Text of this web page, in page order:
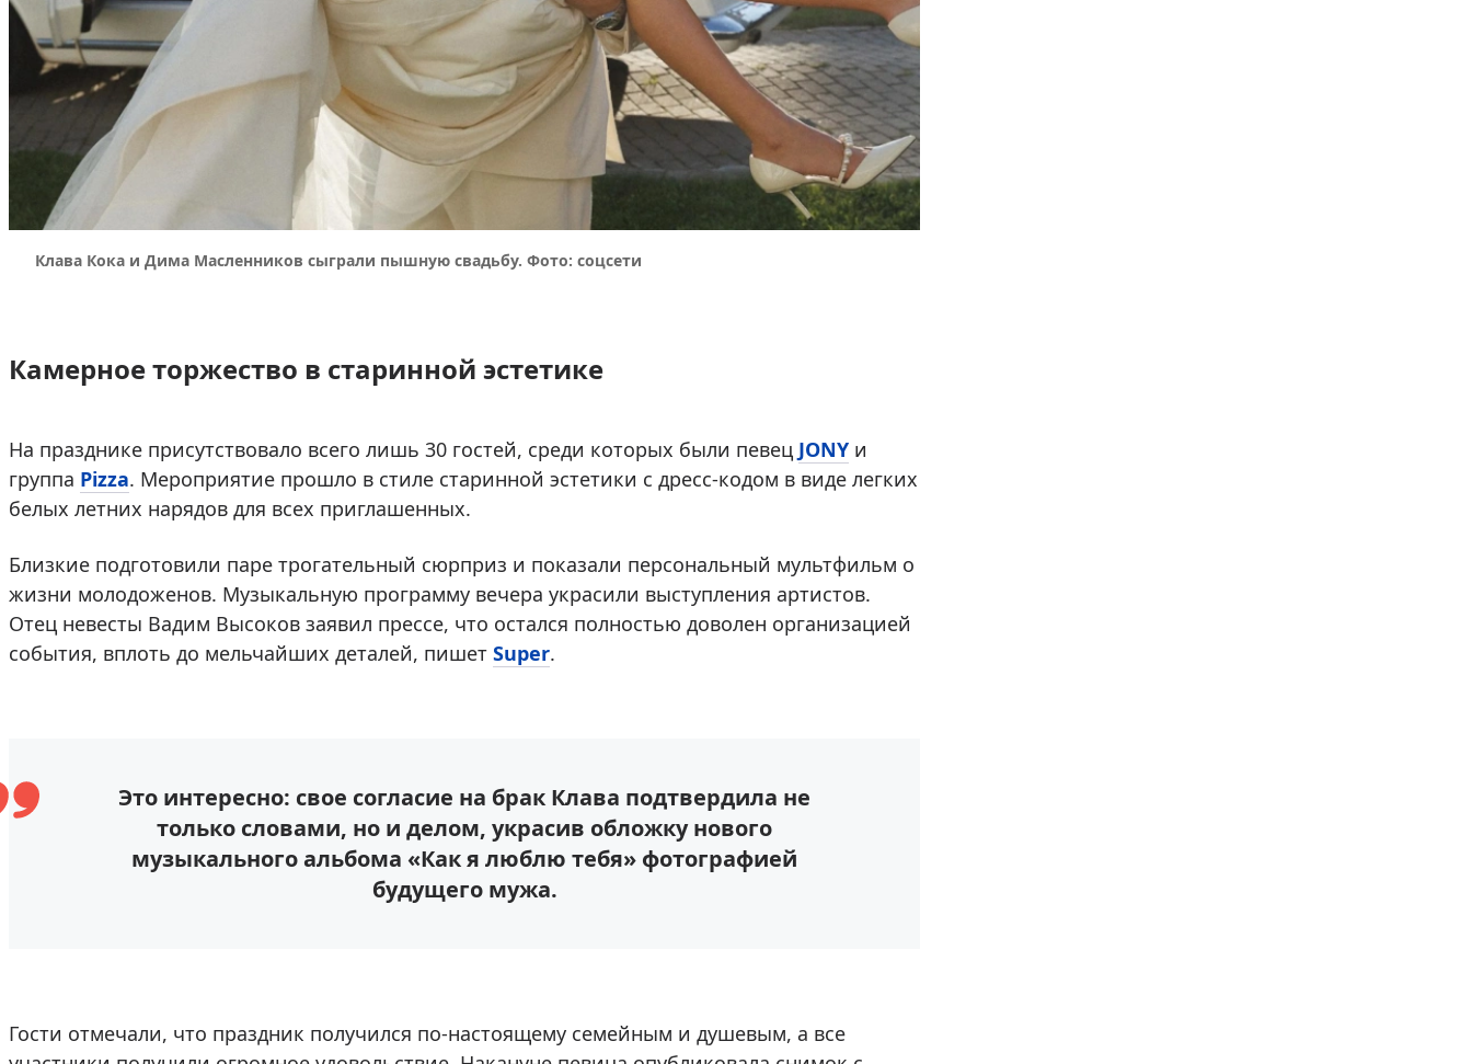
Клава Кока и Дима Масленников сыграли пышную свадьбу. Фото: соцсети
Камерное торжество в старинной эстетике
На празднике присутствовало всего лишь 30 гостей, среди которых были певец JONY и
группа Pizza. Мероприятие прошло в стиле старинной эстетики с дресс-кодом в виде легких
белых летних нарядов для всех приглашенных.
Близкие подготовили паре трогательный сюрприз и показали персональный мультфильм о
жизни молодоженов. Музыкальную программу вечера украсили выступления артистов.
Отец невесты Вадим Высоков заявил прессе, что остался полностью доволен организацией
события, вплоть до мельчайших деталей, пишет Super.
Это интересно: свое согласие на брак Клава подтвердила не
только словами, но и делом, украсив обложку нового
музыкального альбома «Как я люблю тебя» фотографией
будущего мужа.
Гости отмечали, что праздник получился по-настоящему семейным и душевым, а все